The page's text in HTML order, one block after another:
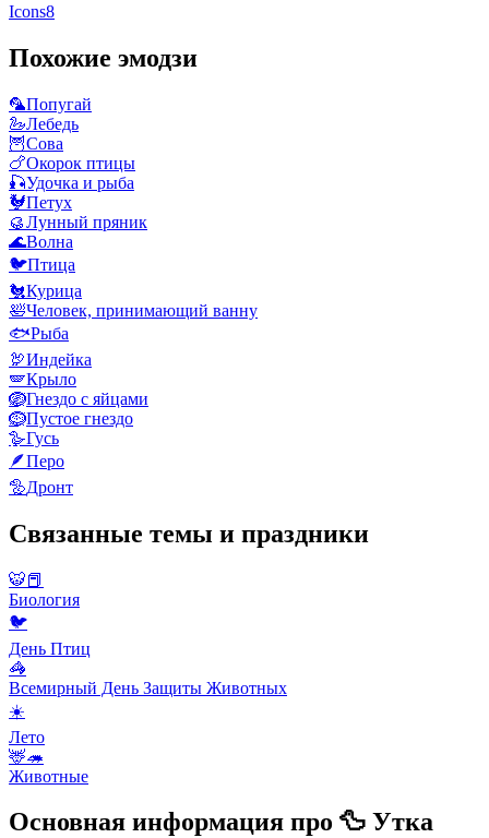
Icons8
Похожие эмодзи
🦜Попугай
🦢Лебедь
🦉Сова
🍗Окорок птицы
🎣Удочка и рыба
🐓Петух
🥮Лунный пряник
🌊Волна
🐦Птица
🐔Курица
🛀Человек, принимающий ванну
🐟Рыба
🦃Индейка
🪽Крыло
🪺Гнездо с яйцами
🪹Пустое гнездо
🪿Гусь
🪶Перо
🦤Дронт
Связанные темы и праздники
🐯📕
Биология
🐦
День Птиц
🦓
Всемирный День Защиты Животных
☀️
Лето
🦌🦔
Животные
Основная информация про 🦆 Утка